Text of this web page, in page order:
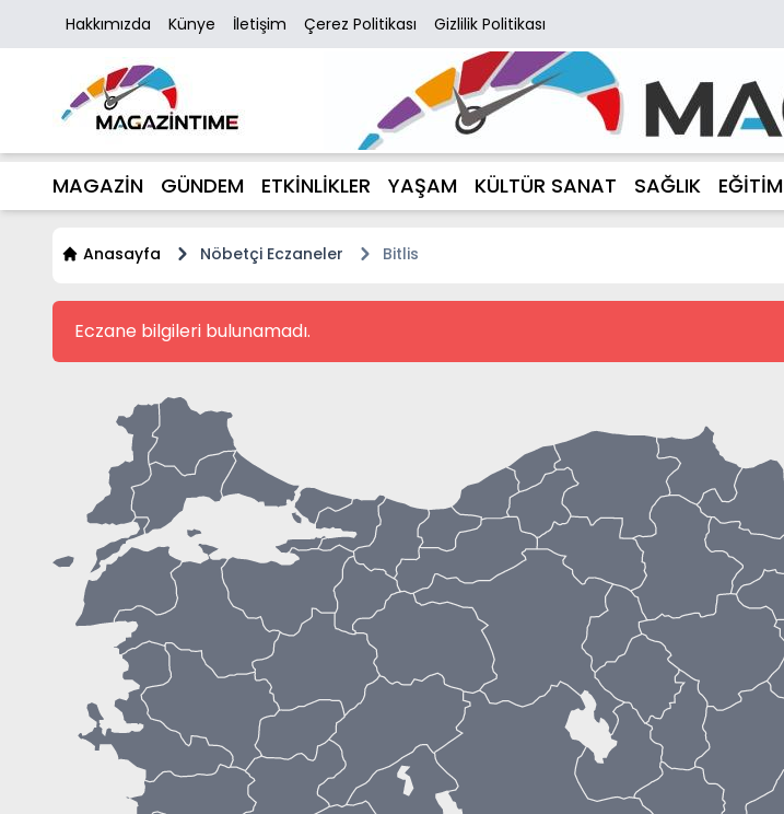
Hakkımızda Künye İletişim Çerez Politikası Gizlilik Politikası
MAGAZİN GÜNDEM ETKİNLİKLER YAŞAM KÜLTÜR SANAT SAĞLIK EĞİTİM
Anasayfa Nöbetçi Eczaneler Bitlis
Eczane bilgileri bulunamadı.